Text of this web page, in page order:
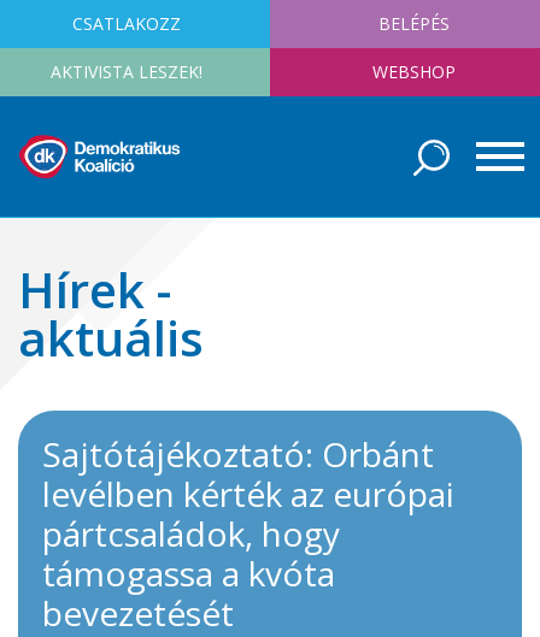
CSATLAKOZZ BELÉPÉS
AKTIVISTA LESZEK! WEBSHOP
Hírek -
aktuális
Sajtótájékoztató: Orbánt
levélben kérték az európai
pártcsaládok, hogy
támogassa a kvóta
bevezetését